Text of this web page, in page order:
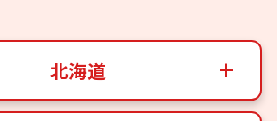
北海道